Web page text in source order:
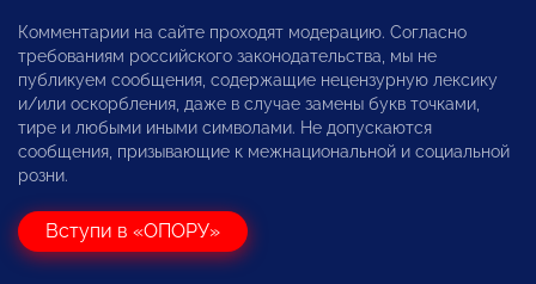
Комментарии на сайте проходят модерацию. Согласно
требованиям российского законодательства, мы не
публикуем сообщения, содержащие нецензурную лексику
и/или оскорбления, даже в случае замены букв точками,
тире и любыми иными символами. Не допускаются
сообщения, призывающие к межнациональной и социальной
розни.
Вступи в «ОПОРУ»